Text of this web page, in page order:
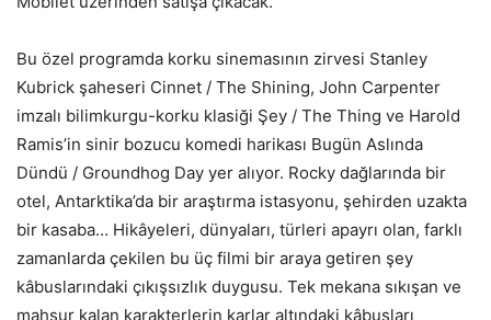
Bu özel programda korku sinemasının zirvesi Stanley
Kubrick şaheseri Cinnet / The Shining, John Carpenter
imzalı bilimkurgu-korku klasiği Şey / The Thing ve Harold
Ramis’in sinir bozucu komedi harikası Bugün Aslında
Dündü / Groundhog Day yer alıyor. Rocky dağlarında bir
otel, Antarktika’da bir araştırma istasyonu, şehirden uzakta
bir kasaba… Hikâyeleri, dünyaları, türleri apayrı olan, farklı
zamanlarda çekilen bu üç filmi bir araya getiren şey
kâbuslarındaki çıkışsızlık duygusu. Tek mekana sıkışan ve
mahsur kalan karakterlerin karlar altındaki kâbusları